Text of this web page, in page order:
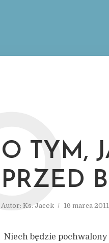
O TYM,
PRZED
Autor: Ks. Jacek 16 marca 2011
O
Niech będzie